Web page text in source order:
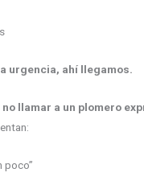
urgencia, ahí llegamos.
llamar a un plomero
poco”